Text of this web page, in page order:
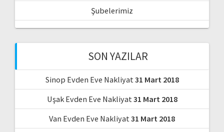
Şubelerimiz
SON YAZILAR
Sinop Evden Eve Nakliyat31 Mart 2018
Uşak Evden Eve Nakliyat31 Mart 2018
Van Evden Eve Nakliyat31 Mart 2018